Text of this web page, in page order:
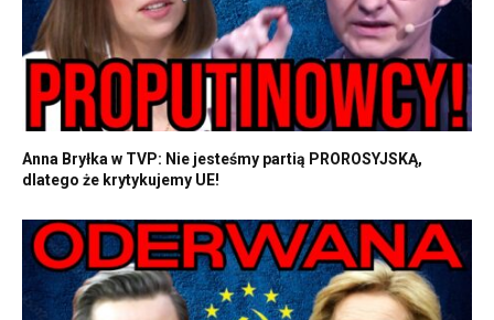
Anna Bryłka w TVP: Nie jesteśmy partią PROROSYJSKĄ,
dlatego że krytykujemy UE!